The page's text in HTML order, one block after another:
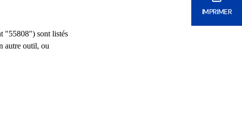
"55808") sont listés
autre outil, ou
IMPRIMER